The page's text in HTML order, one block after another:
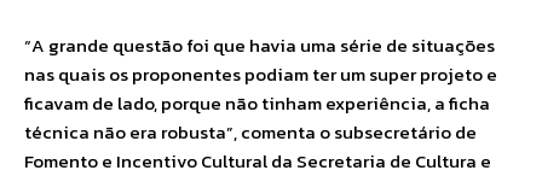
“A grande questão foi que havia uma série de situações
nas quais os proponentes podiam ter um super projeto e
ficavam de lado, porque não tinham experiência, a ficha
técnica não era robusta”, comenta o subsecretário de
Fomento e Incentivo Cultural da Secretaria de Cultura e